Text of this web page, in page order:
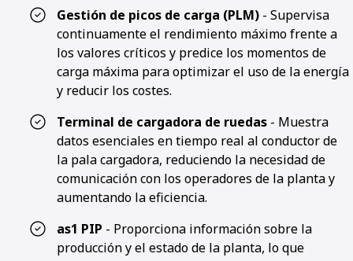
Gestión de picos de carga (PLM) - Supervisa
continuamente el rendimiento máximo frente a
los valores críticos y predice los momentos de
carga máxima para optimizar el uso de la energía
y reducir los costes.
Terminal de cargadora de ruedas - Muestra
datos esenciales en tiempo real al conductor de
la pala cargadora, reduciendo la necesidad de
comunicación con los operadores de la planta y
aumentando la eficiencia.
as1 PIP - Proporciona información sobre la
producción y el estado de la planta, lo que